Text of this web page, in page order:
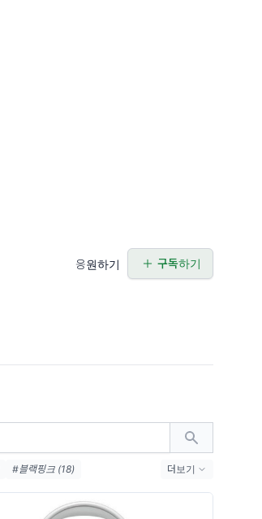
응원하기 구독하기
#블랙핑크 (18)
더보기